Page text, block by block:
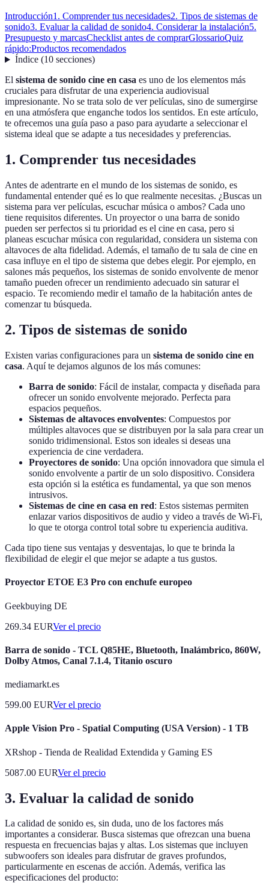
Introducción1. Comprender tus necesidades2. Tipos de sistemas de
sonido3. Evaluar la calidad de sonido4. Considerar la instalación5.
Presupuesto y marcasChecklist antes de comprarGlossarioQuiz
rápido:Productos recomendados
Índice(10 secciones)
El sistema de sonido cine en casa es uno de los elementos más
cruciales para disfrutar de una experiencia audiovisual
impresionante. No se trata solo de ver películas, sino de sumergirse
en una atmósfera que enganche todos los sentidos. En este artículo,
te ofrecemos una guía paso a paso para ayudarte a seleccionar el
sistema ideal que se adapte a tus necesidades y preferencias.
1. Comprender tus necesidades
Antes de adentrarte en el mundo de los sistemas de sonido, es
fundamental entender qué es lo que realmente necesitas. ¿Buscas un
sistema para ver películas, escuchar música o ambos? Cada uno
tiene requisitos diferentes. Un proyector o una barra de sonido
pueden ser perfectos si tu prioridad es el cine en casa, pero si
planeas escuchar música con regularidad, considera un sistema con
altavoces de alta fidelidad. Además, el tamaño de tu sala de cine en
casa influye en el tipo de sistema que debes elegir. Por ejemplo, en
salones más pequeños, los sistemas de sonido envolvente de menor
tamaño pueden ofrecer un rendimiento adecuado sin saturar el
espacio. Te recomiendo medir el tamaño de la habitación antes de
comenzar tu búsqueda.
2. Tipos de sistemas de sonido
Existen varias configuraciones para un sistema de sonido cine en
casa. Aquí te dejamos algunos de los más comunes:
Barra de sonido: Fácil de instalar, compacta y diseñada para
ofrecer un sonido envolvente mejorado. Perfecta para
espacios pequeños.
Sistemas de altavoces envolventes: Compuestos por
múltiples altavoces que se distribuyen por la sala para crear un
sonido tridimensional. Estos son ideales si deseas una
experiencia de cine verdadera.
Proyectores de sonido: Una opción innovadora que simula el
sonido envolvente a partir de un solo dispositivo. Considera
esta opción si la estética es fundamental, ya que son menos
intrusivos.
Sistemas de cine en casa en red: Estos sistemas permiten
enlazar varios dispositivos de audio y video a través de Wi-Fi,
lo que te otorga control total sobre tu experiencia auditiva.
Cada tipo tiene sus ventajas y desventajas, lo que te brinda la
flexibilidad de elegir el que mejor se adapte a tus gustos.
Proyector ETOE E3 Pro con enchufe europeo
Geekbuying DE
269.34 EURVer el precio
Barra de sonido - TCL Q85HE, Bluetooth, Inalámbrico, 860W,
Dolby Atmos, Canal 7.1.4, Titanio oscuro
mediamarkt.es
599.00 EURVer el precio
Apple Vision Pro - Spatial Computing (USA Version) - 1 TB
XRshop - Tienda de Realidad Extendida y Gaming ES
5087.00 EURVer el precio
3. Evaluar la calidad de sonido
La calidad de sonido es, sin duda, uno de los factores más
importantes a considerar. Busca sistemas que ofrezcan una buena
respuesta en frecuencias bajas y altas. Los sistemas que incluyen
subwoofers son ideales para disfrutar de graves profundos,
particularmente en escenas de acción. Además, verifica las
especificaciones del producto: